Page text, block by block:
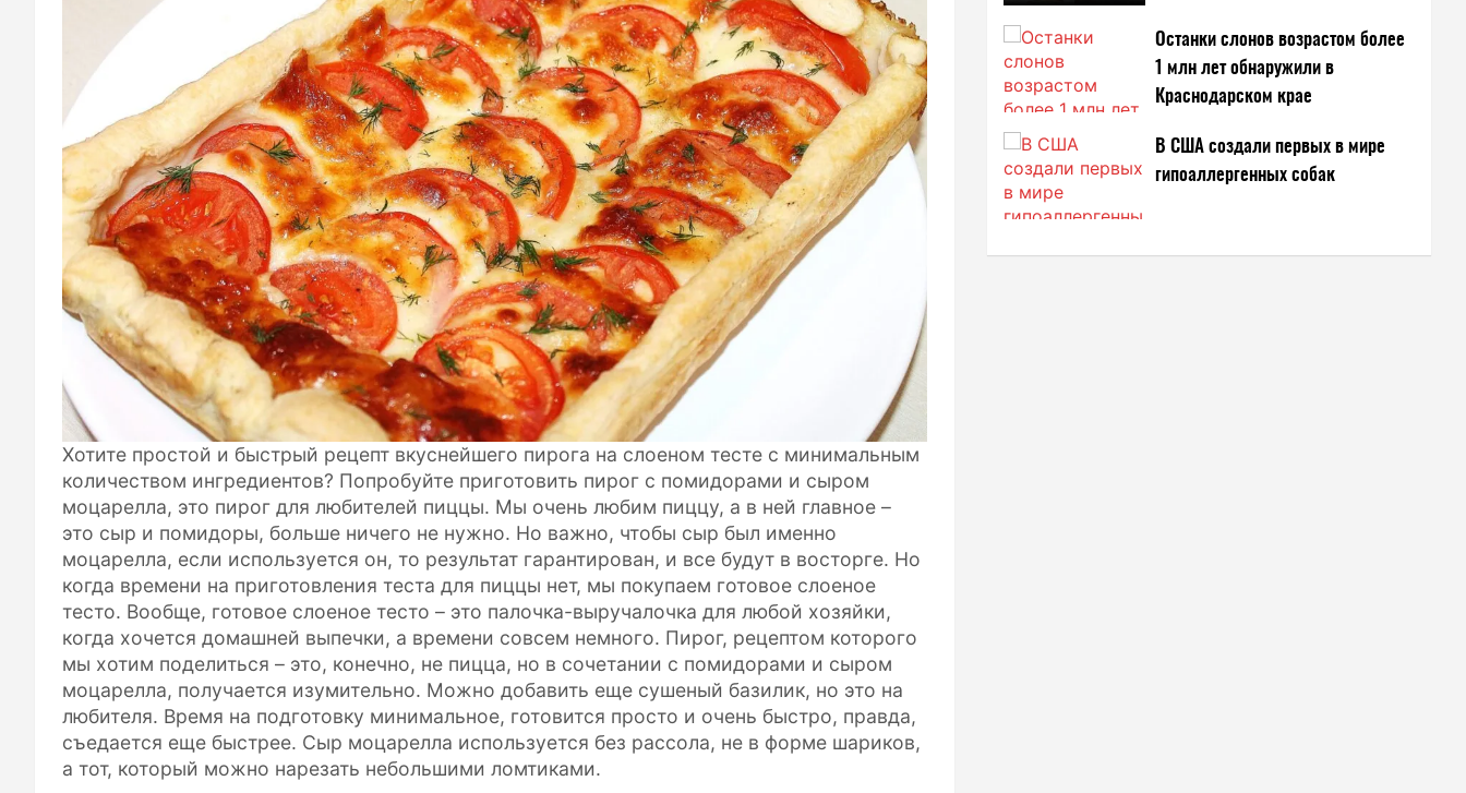
Хотите простой и быстрый рецепт вкуснейшего пирога на слоеном тесте с минимальным
количеством ингредиентов? Попробуйте приготовить пирог с помидорами и сыром
моцарелла, это пирог для любителей пиццы. Мы очень любим пиццу, а в ней главное –
это сыр и помидоры, больше ничего не нужно. Но важно, чтобы сыр был именно
моцарелла, если используется он, то результат гарантирован, и все будут в восторге. Но
когда времени на приготовления теста для пиццы нет, мы покупаем готовое слоеное
тесто. Вообще, готовое слоеное тесто – это палочка-выручалочка для любой хозяйки,
когда хочется домашней выпечки, а времени совсем немного. Пирог, рецептом которого
мы хотим поделиться – это, конечно, не пицца, но в сочетании с помидорами и сыром
моцарелла, получается изумительно. Можно добавить еще сушеный базилик, но это на
любителя. Время на подготовку минимальное, готовится просто и очень быстро, правда,
съедается еще быстрее. Сыр моцарелла используется без рассола, не в форме шариков,
а тот, который можно нарезать небольшими ломтиками.
Останки слонов возрастом более
1 млн лет обнаружили в
Краснодарском крае
В США создали первых в мире
гипоаллергенных собак